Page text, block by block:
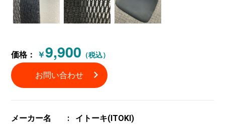
価格： ￥9,900 （税込）
お問い合わせ
メーカー名 イトーキ(ITOKI)